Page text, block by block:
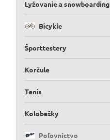
Lyžovanie a snowboarding
Bicykle
Športtestery
Korčule
Tenis
Kolobežky
Poľovníctvo